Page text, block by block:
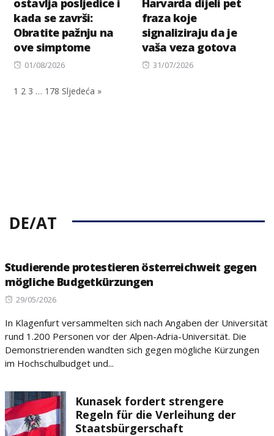
kada se završi:
Obratite pažnju na
ove simptome
Posted
01/08/2026
fraza koje
signaliziraju da je
vaša veza gotova
Posted
31/07/2026
1 2 3 … 178 Sljedeća »
DE/AT
Studierende protestieren österreichweit gegen
mögliche Budgetkürzungen
Posted
29/05/2026
In Klagenfurt versammelten sich nach Angaben der Universität
rund 1.200 Personen vor der Alpen-Adria-Universität. Die
Demonstrierenden wandten sich gegen mögliche Kürzungen
im Hochschulbudget und...
Kunasek fordert strengere
Regeln für die Verleihung der
Staatsbürgerschaft